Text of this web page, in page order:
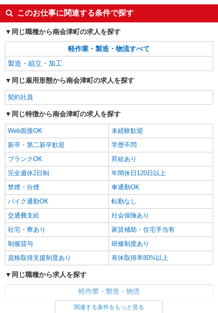
掲載期間終了
このお仕事に関連する条件で探す
同じ職種から南会津町の求人を探す
軽作業・製造・物流すべて
製造・組立・加工
同じ雇用形態から南会津町の求人を探す
契約社員
同じ特徴から南会津町の求人を探す
Web面接OK
未経験歓迎
新卒・第二新卒歓迎
学歴不問
ブランクOK
昇給あり
完全週休2日制
年間休日120日以上
禁煙・分煙
車通勤OK
バイク通勤OK
転勤なし
交通費支給
社会保険あり
社宅・寮あり
家賃補助・住宅手当有
制服貸与
研修制度あり
資格取得支援制度あり
有休取得率80%以上
同じ職種から求人を探す
軽作業・製造・物流
関連する条件をもっと見る